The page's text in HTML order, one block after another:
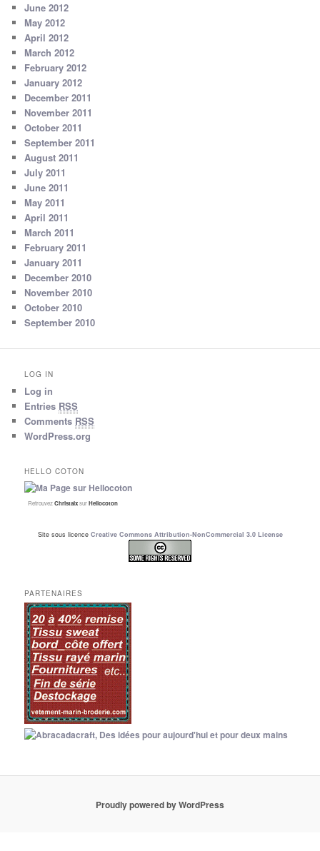
June 2012
May 2012
April 2012
March 2012
February 2012
January 2012
December 2011
November 2011
October 2011
September 2011
August 2011
July 2011
June 2011
May 2011
April 2011
March 2011
February 2011
January 2011
December 2010
November 2010
October 2010
September 2010
LOG IN
Log in
Entries RSS
Comments RSS
WordPress.org
HELLO COTON
RetrouvezChristalxsurHellocoton
Site sous licence Creative Commons Attribution-NonCommercial 3.0 License
PARTENAIRES
Proudly powered by WordPress